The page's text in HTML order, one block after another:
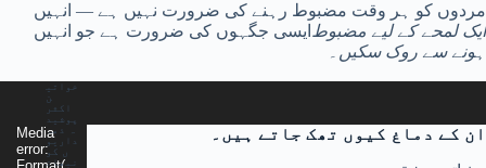
مردوں کو ہر وقت مضبوط رہنے کی ضرورت نہیں ہے — انہیں
ایسی جگہوں کی ضرورت ہے جو انہیں ایک لمحے کے لیے مضبوط
ہونے سے روک سکیں۔
Video
Player
Media
error:
خواتی
ن
اکثر
پوشید
ہ ذمہ
داریو
ں کو
نبھات
ان کے دماغ کیوں تھک جاتے ہیں۔